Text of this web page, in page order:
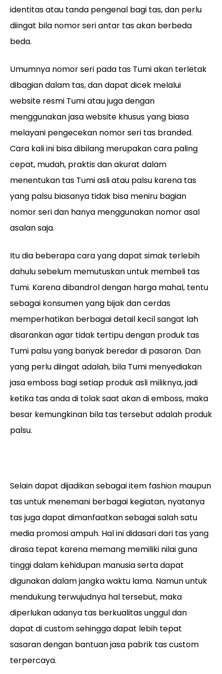
identitas atau tanda pengenal bagi tas, dan perlu
diingat bila nomor seri antar tas akan berbeda
beda.
Umumnya nomor seri pada tas Tumi akan terletak
dibagian dalam tas, dan dapat dicek melalui
website resmi Tumi atau juga dengan
menggunakan jasa website khusus yang biasa
melayani pengecekan nomor seri tas branded.
Cara kali ini bisa dibilang merupakan cara paling
cepat, mudah, praktis dan akurat dalam
menentukan tas Tumi asli atau palsu karena tas
yang palsu biasanya tidak bisa meniru bagian
nomor seri dan hanya menggunakan nomor asal
asalan saja.
Itu dia beberapa cara yang dapat simak terlebih
dahulu sebelum memutuskan untuk membeli tas
Tumi. Karena dibandrol dengan harga mahal, tentu
sebagai konsumen yang bijak dan cerdas
memperhatikan berbagai detail kecil sangat lah
disarankan agar tidak tertipu dengan produk tas
Tumi palsu yang banyak beredar di pasaran. Dan
yang perlu diingat adalah, bila Tumi menyediakan
jasa emboss bagi setiap produk asli miliknya, jadi
ketika tas anda di tolak saat akan di emboss, maka
besar kemungkinan bila tas tersebut adalah produk
palsu.
Selain dapat dijadikan sebagai item fashion maupun
tas untuk menemani berbagai kegiatan, nyatanya
tas juga dapat dimanfaatkan sebagai salah satu
media promosi ampuh. Hal ini didasari dari tas yang
dirasa tepat karena memang memiliki nilai guna
tinggi dalam kehidupan manusia serta dapat
digunakan dalam jangka waktu lama. Namun untuk
mendukung terwujudnya hal tersebut, maka
diperlukan adanya tas berkualitas unggul dan
dapat di custom sehingga dapat lebih tepat
sasaran dengan bantuan jasa pabrik tas custom
terpercaya.